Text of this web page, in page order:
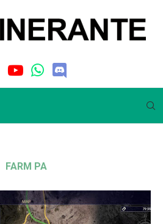
FARM PA